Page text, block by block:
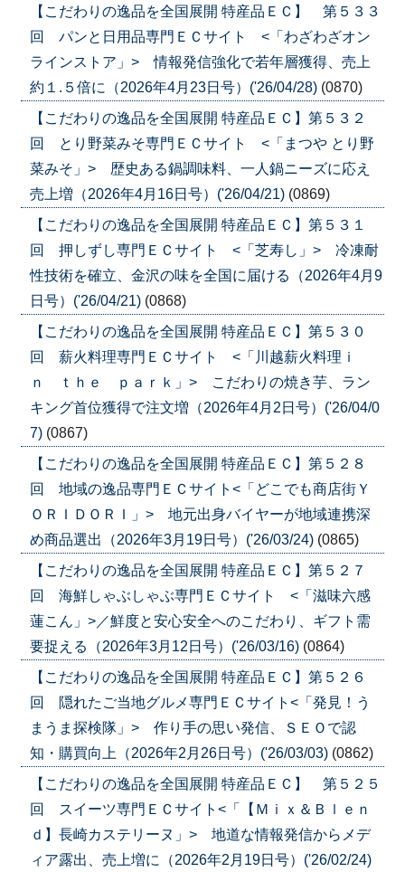
【こだわりの逸品を全国展開 特産品ＥＣ】 第５３３
回 パンと日用品専門ＥＣサイト <「わざわざオン
ラインストア」> 情報発信強化で若年層獲得、売上
約１.５倍に（2026年4月23日号）('26/04/28) (0870)
【こだわりの逸品を全国展開 特産品ＥＣ】第５３２
回 とり野菜みそ専門ＥＣサイト <「まつや とり野
菜みそ」> 歴史ある鍋調味料、一人鍋ニーズに応え
売上増（2026年4月16日号）('26/04/21) (0869)
【こだわりの逸品を全国展開 特産品ＥＣ】第５３１
回 押しずし専門ＥＣサイト <「芝寿し」> 冷凍耐
性技術を確立、金沢の味を全国に届ける（2026年4月9
日号）('26/04/21) (0868)
【こだわりの逸品を全国展開 特産品ＥＣ】第５３０
回 薪火料理専門ＥＣサイト <「川越薪火料理ｉ
ｎ ｔｈｅ ｐａｒｋ」> こだわりの焼き芋、ラン
キング首位獲得で注文増（2026年4月2日号）('26/04/0
7) (0867)
【こだわりの逸品を全国展開 特産品ＥＣ】第５２８
回 地域の逸品専門ＥＣサイト<「どこでも商店街Ｙ
ＯＲＩＤＯＲＩ」> 地元出身バイヤーが地域連携深
め商品選出（2026年3月19日号）('26/03/24) (0865)
【こだわりの逸品を全国展開 特産品ＥＣ】第５２７
回 海鮮しゃぶしゃぶ専門ＥＣサイト <「滋味六感
蓮こん」>／鮮度と安心安全へのこだわり、ギフト需
要捉える（2026年3月12日号）('26/03/16) (0864)
【こだわりの逸品を全国展開 特産品ＥＣ】第５２６
回 隠れたご当地グルメ専門ＥＣサイト<「発見！う
まうま探検隊」> 作り手の思い発信、ＳＥＯで認
知・購買向上（2026年2月26日号）('26/03/03) (0862)
【こだわりの逸品を全国展開 特産品ＥＣ】 第５２５
回 スイーツ専門ＥＣサイト<「【Ｍｉｘ＆Ｂｌｅｎ
ｄ】長崎カステリーヌ」> 地道な情報発信からメデ
ィア露出、売上増に（2026年2月19日号）('26/02/24)